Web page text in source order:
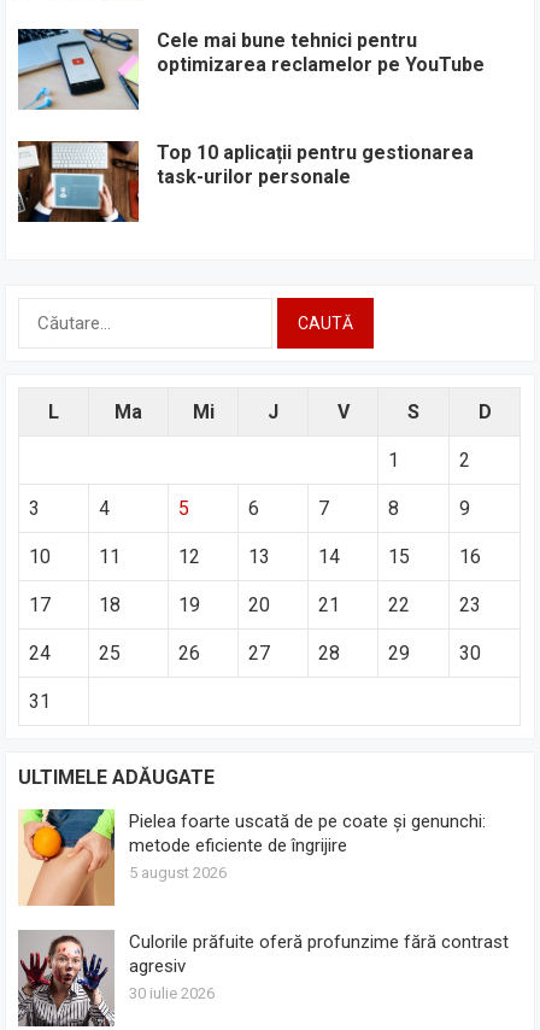
Cele mai bune tehnici pentru
optimizarea reclamelor pe YouTube
Top 10 aplicații pentru gestionarea
task-urilor personale
L Ma Mi J V S D
1 2
3 4 5 6 7 8 9
10 11 12 13 14 15 16
17 18 19 20 21 22 23
24 25 26 27 28 29 30
31
ULTIMELE ADĂUGATE
Pielea foarte uscată de pe coate și genunchi:
metode eficiente de îngrijire
5 august 2026
Culorile prăfuite oferă profunzime fără contrast
agresiv
30 iulie 2026